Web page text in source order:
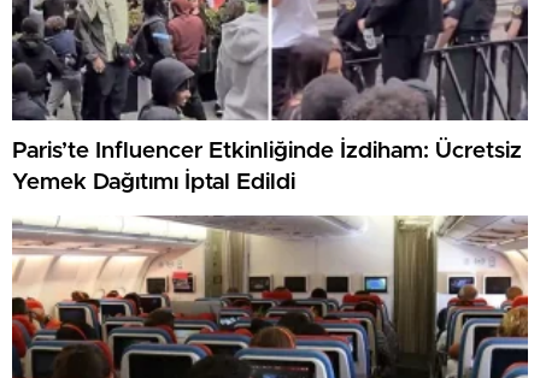
Paris’te Influencer Etkinliğinde İzdiham: Ücretsiz
Yemek Dağıtımı İptal Edildi